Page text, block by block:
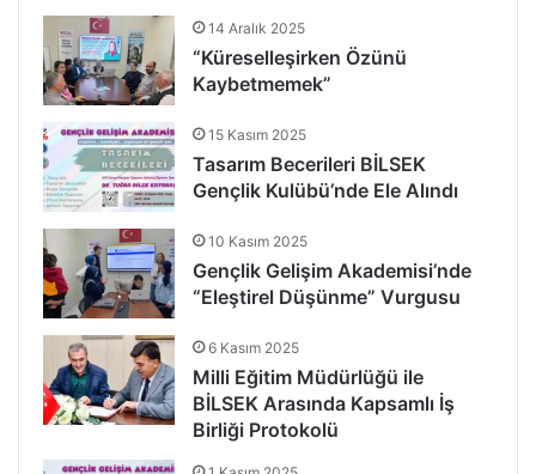
14 Aralık 2025
“Küreselleşirken Özünü
Kaybetmemek”
15 Kasım 2025
Tasarım Becerileri BİLSEK
Gençlik Kulübü’nde Ele Alındı
10 Kasım 2025
Gençlik Gelişim Akademisi’nde
“Eleştirel Düşünme” Vurgusu
6 Kasım 2025
Milli Eğitim Müdürlüğü ile
BİLSEK Arasında Kapsamlı İş
Birliği Protokolü